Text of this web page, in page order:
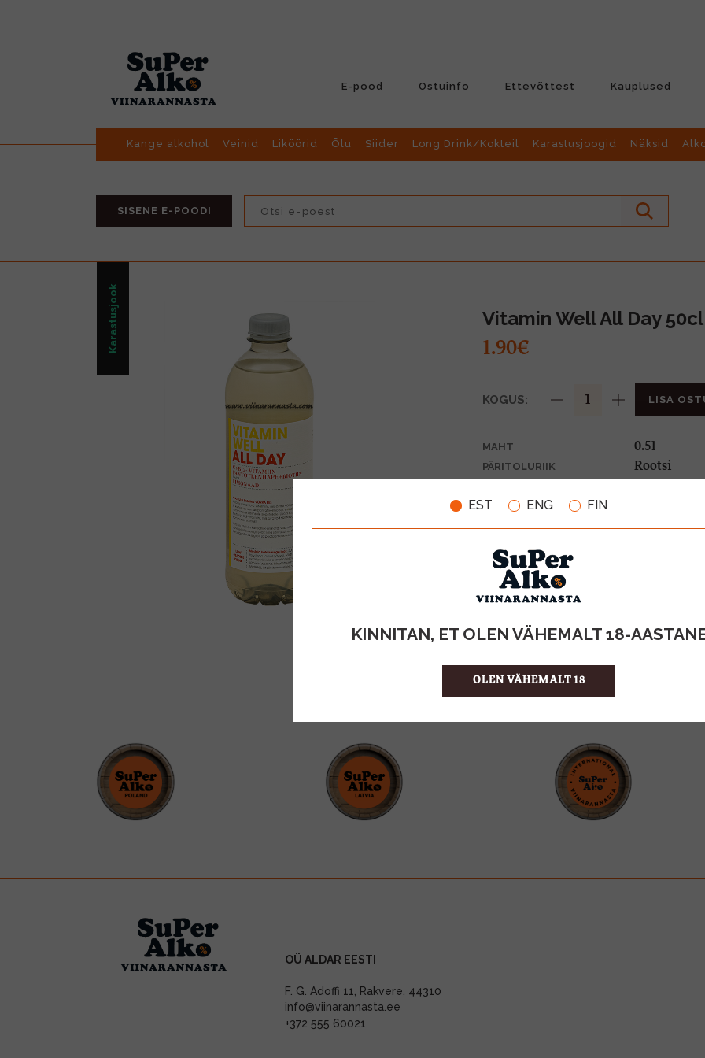
EST ENG FIN
KINNITAN, ET OLEN VÄHEMALT 18-
OLEN VÄHEMALT 18
E-pood Ostuinfo Ettevõttest Kauplused
Kange alkohol Veinid Liköörid Õlu Siider Long Drink/Kokteil Karastusjoogid Näksid
SISENE E-POODI
Karastusjook Vitamin Well All Day 50cl
1.90€
KOGUS: LISA
MAHT 0.5l
PÄRITOLURIIK Rootsi
PANT
ÜHIKU HIND
KOGUS KASTIS
OÜ ALDAR EESTI
F. G. Adoffi 11, Rakvere, 44310
info@viinarannasta.ee
+372 555 60021